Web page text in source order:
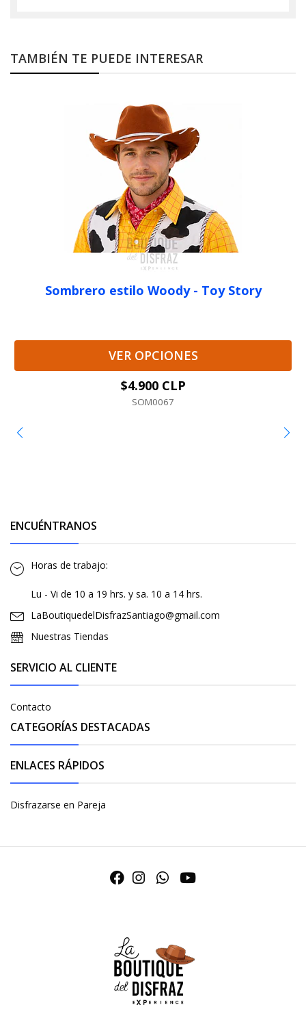
TAMBIÉN TE PUEDE INTERESAR
Sombrero estilo Woody - Toy Story
VER OPCIONES
$4.900 CLP
SOM0067
ENCUÉNTRANOS
Horas de trabajo:
Lu - Vi de 10 a 19 hrs. y sa. 10 a 14 hrs.
LaBoutiquedelDisfrazSantiago@gmail.com
Nuestras Tiendas
SERVICIO AL CLIENTE
Contacto
CATEGORÍAS DESTACADAS
ENLACES RÁPIDOS
Disfrazarse en Pareja